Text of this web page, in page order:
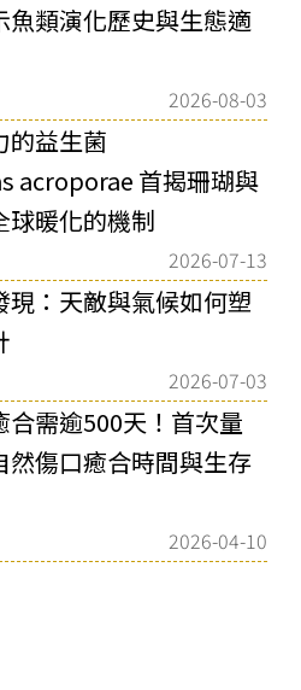
魚類演化歷史與生態適
2026-08-03
的益生菌
acroporae 首揭珊瑚與
球暖化的機制
2026-07-13
現：天敵與氣候如何塑
2026-07-03
需逾500天！首次量
然傷口癒合時間與生存
2026-04-10